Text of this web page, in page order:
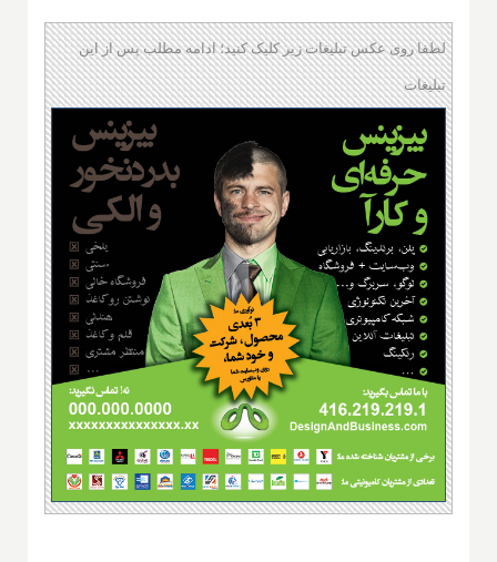
لطفا روی عکس تبلیغات زیر کلیک کنید؛ ادامه مطلب پس از این
تبلیغات